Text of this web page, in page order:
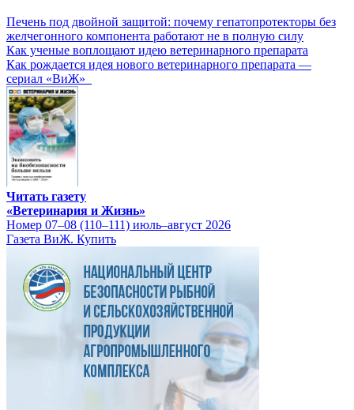
Печень под двойной защитой: почему гепатопротекторы без
желчегонного компонента работают не в полную силу
Как ученые воплощают идею ветеринарного препарата
Как рождается идея нового ветеринарного препарата —
сериал «ВиЖ»
Читать газету
«Ветеринария и Жизнь»
Номер 07–08 (110–111) июль–август 2026
Газета ВиЖ. Купить